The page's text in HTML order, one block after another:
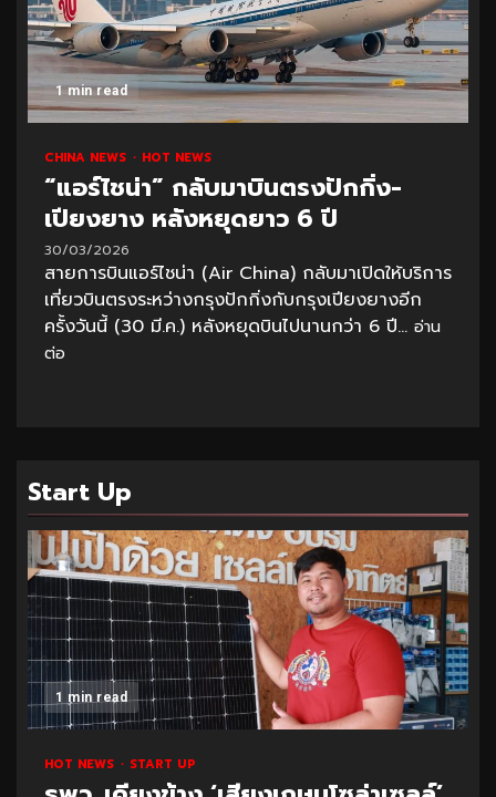
1 min read
CHINA NEWS HOT NEWS
“แอร์ไชน่า” กลับมาบินตรงปักกิ่ง-
เปียงยาง หลังหยุดยาว 6 ปี
30/03/2026
สายการบินแอร์ไชน่า (Air China) กลับมาเปิดให้บริการ
เที่ยวบินตรงระหว่างกรุงปักกิ่งกับกรุงเปียงยางอีก
ครั้งวันนี้ (30 มี.ค.) หลังหยุดบินไปนานกว่า 6 ปี... อ่าน
ต่อ
Start Up
1 min read
HOT NEWS START UP